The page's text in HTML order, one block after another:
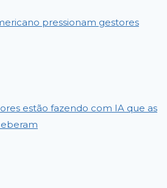
pressionam gestores
estão fazendo com IA que as